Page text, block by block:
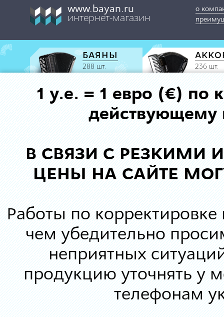
www.bayan.ru
интернет-магазин
о
БАЯНЫ
288 шт. 236 шт.
1 у.е. = 1 евро (€) по
действующему
В СВЯЗИ С РЕЗКИМИ
ЦЕНЫ НА САЙТЕ
Работы по корректировке
чем убедительно
неприятных
продукцию уточнять у
телефонам